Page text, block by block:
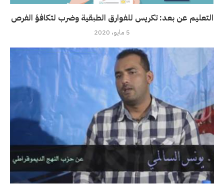
التعليم عن بعد: تكريس للفوارق الطبقية وضرب لتكافؤ الفرص
5 مايو، 2020